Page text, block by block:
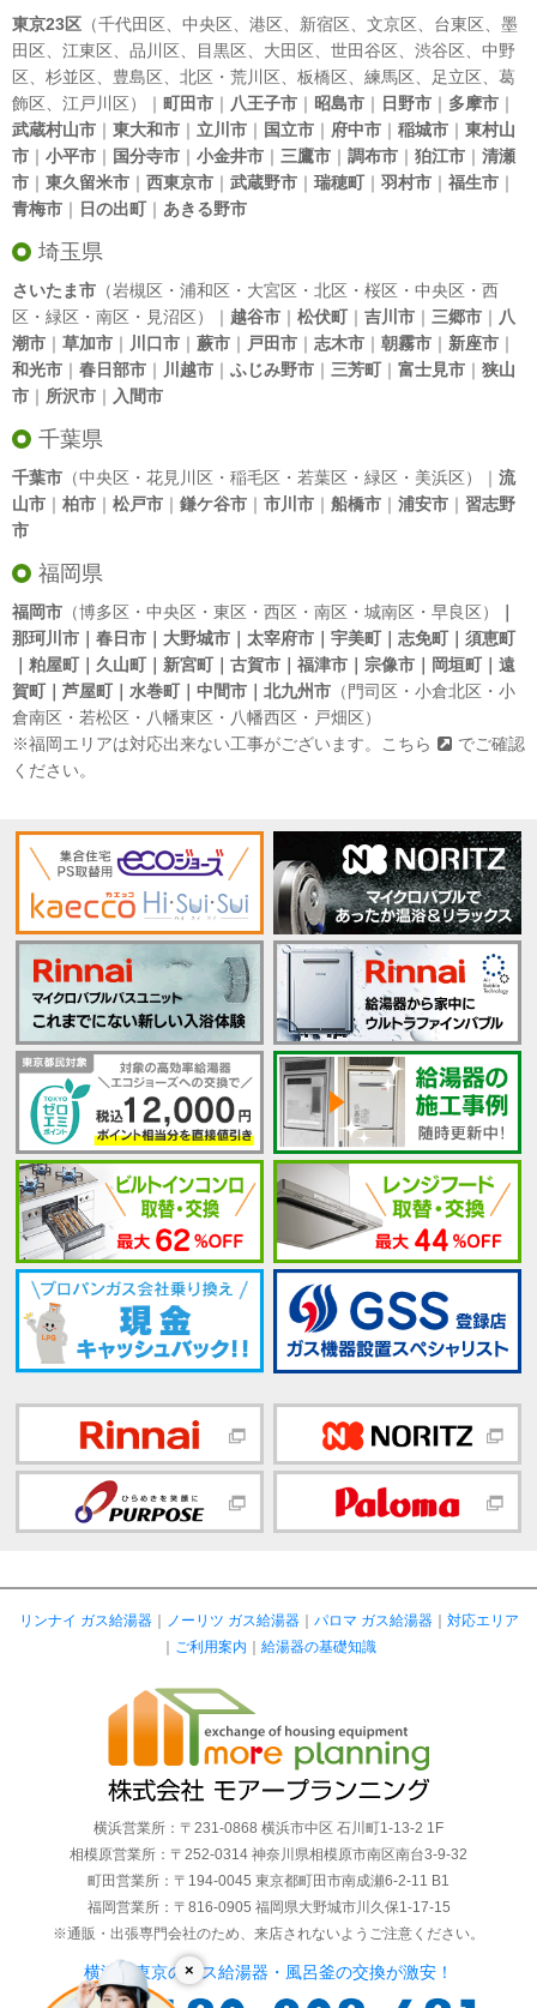
東京23区 （千代田区 中央区 港区 新宿区 文京区 台東区
墨
田区
江東区 品川区 目黒区 大田区 世田谷区 渋谷区
中野
区
杉並区 豊島区 北区 ・ 荒川区 板橋区 練馬区 足立区
葛
飾区
江戸川区）｜ 町田市 ｜ 八王子市 ｜ 昭島市 ｜ 日野市 ｜ 多摩市 ｜
武蔵村山市 ｜ 東大和市 ｜ 立川市 ｜ 国立市 ｜ 府中市 ｜ 稲城市 ｜ 東村山
市 ｜ 小平市 ｜ 国分寺市 ｜ 小金井市 ｜ 三鷹市 ｜ 調布市 ｜ 狛江市 ｜ 清瀬
市 ｜ 東久留米市 ｜ 西東京市 ｜ 武蔵野市 ｜ 瑞穂町｜ 羽村市 ｜ 福生市 ｜
青梅市 ｜ 日の出町｜ あきる野市
埼玉県
さいたま市 （岩槻区・浦和区・大宮区・北区・桜区・中央区・西
区・緑区・南区・見沼区）｜ 越谷市 ｜ 松伏町｜ 吉川市 ｜ 三郷市 ｜ 八
潮市 ｜ 草加市 ｜ 川口市 ｜ 蕨市 ｜ 戸田市 ｜ 志木市 ｜ 朝霧市 ｜ 新座市 ｜
和光市 ｜ 春日部市 ｜ 川越市 ｜ ふじみ野市 ｜ 三芳町｜ 富士見市 ｜ 狭山
市 ｜ 所沢市 ｜ 入間市
千葉県
千葉市 （中央区・花見川区・稲毛区・若葉区・緑区・美浜区）｜ 流
山市 ｜ 柏市 ｜ 松戸市 ｜ 鎌ケ谷市 ｜ 市川市 ｜ 船橋市 ｜ 浦安市 ｜ 習志野
市
福岡県
福岡市 （博多区・中央区・東区・西区・南区・城南区・早良区）
那珂川市｜春日市｜大野城市｜太宰府市｜宇美町｜志免町｜須恵町
｜粕屋町｜久山町｜新宮町｜古賀市｜福津市｜宗像市｜岡垣町｜遠
賀町｜芦屋町｜水巻町｜中間市｜北九州市 （門司区・小倉北区・小
倉南区・若松区・八幡東区・八幡西区・戸畑区）
※福岡エリアは対応出来ない工事がございます。
こちら
でご確認
ください。
×
リンナイ ガス給湯器｜ ノーリツ ガス給湯器｜ パロマ ガス給湯器｜ 対応エリア
｜ ご利用案内 ｜ 給湯器の基礎知識
横浜営業所：〒231-0868 横浜市中区 石川町1-13-2 1F
相模原営業所：〒252-0314 神奈川県相模原市南区南台3-9-32
町田営業所：〒194-0045 東京都町田市南成瀬6-2-11 B1
福岡営業所：〒816-0905 福岡県大野城市川久保1-17-15
※通販・出張専門会社のため、来店されないようご注意ください。
横浜・東京のガス給湯器・風呂釜の交換が激安！